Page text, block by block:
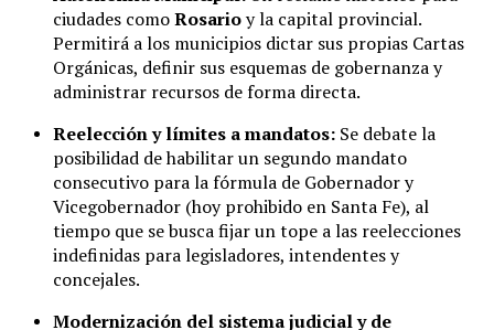
ciudades comoRosarioy la capital provincial.
Permitirá a los municipios dictar sus propias Cartas
Orgánicas, definir sus esquemas de gobernanza y
administrar recursos de forma directa.
Reelección y límites a mandatos: Se debate la
posibilidad de habilitar un segundo mandato
consecutivo para la fórmula de Gobernador y
Vicegobernador (hoy prohibido en Santa Fe), al
tiempo que se busca fijar un tope a las reelecciones
indefinidas para legisladores, intendentes y
concejales.
Modernización del sistema judicial y de